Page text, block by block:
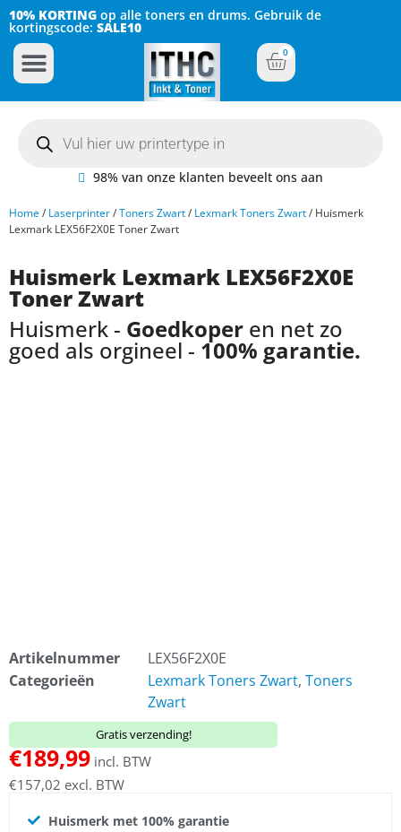
10% KORTING op alle toners en drums. Gebruik de
kortingscode: SALE10
0
98% van onze klanten beveelt ons aan
Home/ Laserprinter/Toners Zwart/ Lexmark Toners Zwart/ Huismerk
Lexmark LEX56F2X0E Toner Zwart
Huismerk Lexmark LEX56F2X0E
Toner Zwart
Huismerk - Goedkoper en net zo
goed als orgineel - 100% garantie.
Artikelnummer
LEX56F2X0E
Categorieën
Lexmark Toners Zwart, Toners
Zwart
Gratis verzending!
€189,99 incl. BTW
€157,02 excl. BTW
Huismerk met 100% garantie